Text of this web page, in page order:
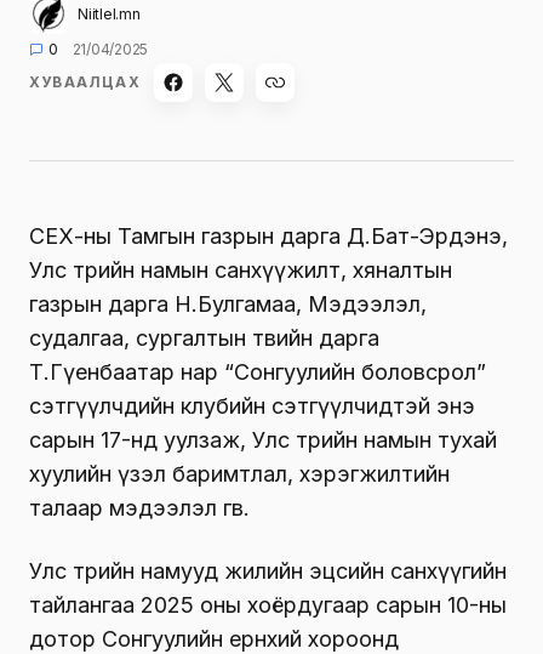
Niitlel.mn
0
21/04/2025
ХУВААЛЦАХ
СЕХ-ны Тамгын газрын дарга Д.Бат-Эрдэнэ,
Улс төрийн намын санхүүжилт, хяналтын
газрын дарга Н.Булгамаа, Мэдээлэл,
судалгаа, сургалтын төвийн дарга
Т.Гүенбаатар нар “Сонгуулийн боловсрол”
сэтгүүлчдийн клубийн сэтгүүлчидтэй энэ
сарын 17-нд уулзаж, Улс төрийн намын тухай
хуулийн үзэл баримтлал, хэрэгжилтийн
талаар мэдээлэл өгөв.
Улс төрийн намууд жилийн эцсийн санхүүгийн
тайлангаа 2025 оны хоёрдугаар сарын 10-ны
дотор Сонгуулийн ерөнхий хороонд